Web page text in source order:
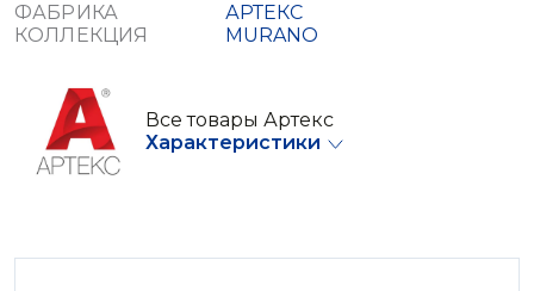
ФАБРИКА
АРТЕКС
КОЛЛЕКЦИЯ
MURANO
Все товары Артекс
Характеристики